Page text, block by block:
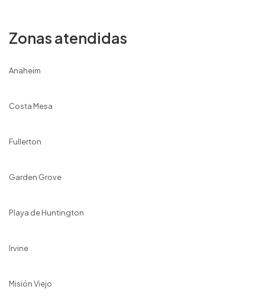
Zonas atendidas
Anaheim
Costa Mesa
Fullerton
Garden Grove
Playa de Huntington
Irvine
Misión Viejo